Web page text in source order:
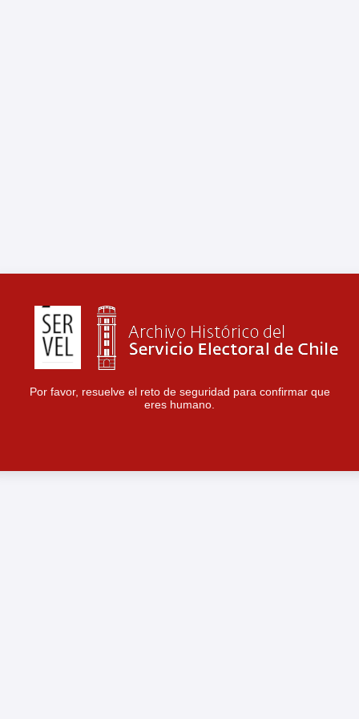
Por favor, resuelve el reto de seguridad para confirmar que
eres humano.